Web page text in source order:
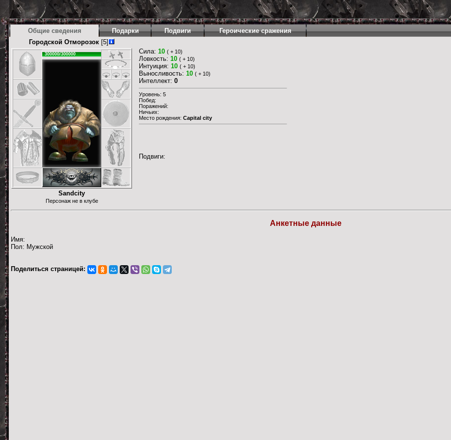
Общие сведения Подарки Подвиги
Героические сражения
Городской Отморозок [5]
300000/300000
Sandcity
Персонаж не в клубе
Сила: 10 ( + 10)
Ловкость: 10 ( + 10)
Интуиция: 10 ( + 10)
Выносливость: 10 ( + 10)
Интеллект: 0
Уровень: 5
Побед:
Поражений:
Ничьих:
Место рождения: Capital city
Подвиги:
Анкетные данные
Имя:
Пол: Мужской
Поделиться страницей: